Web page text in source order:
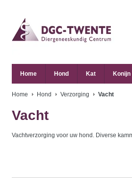
Home Hond Kat
Home Hond Verzorging Vacht
Vacht
Vachtverzorging voor uw hond. Diverse